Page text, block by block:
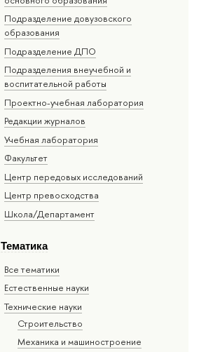
Подразделение довузовского
образования
Подразделение ДПО
Подразделения внеучебной и
воспитательной работы
Проектно-учебная лаборатория
Редакции журналов
Учебная лаборатория
Факультет
Центр передовых исследований
Центр превосходства
Школа/Департамент
Тематика
Все тематики
Естественные науки
Тех­ничес­кие науки
Строительство
Механика и машиностроение